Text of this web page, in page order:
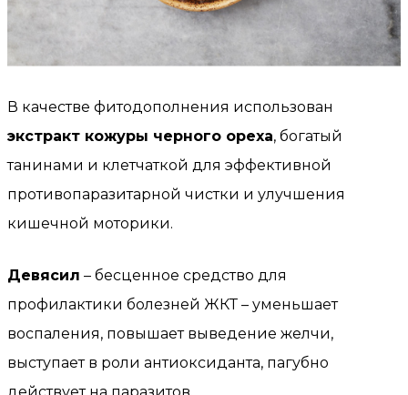
В качестве фитодополнения использован
экстракт кожуры черного ореха, богатый
танинами и клетчаткой для эффективной
противопаразитарной чистки и улучшения
кишечной моторики.
Девясил – бесценное средство для
профилактики болезней ЖКТ – уменьшает
воспаления, повышает выведение желчи,
выступает в роли антиоксиданта, пагубно